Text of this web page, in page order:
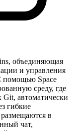
объединяющая
и управления
помощью Space
среду, где
Git, автоматически
гибкие
в
чат,